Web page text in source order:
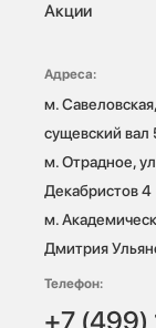
Акции
Адреса:
м.
сущевский вал
м. Отрадное,
Декабристов 4
м.
Дмитрия
Телефон:
+7 (499)